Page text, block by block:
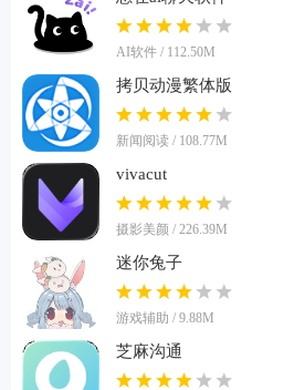
AI软件 / 112.50M
拷贝动漫繁体版
新闻阅读 / 108.77M
vivacut
摄影美颜 / 226.39M
迷你兔子
游戏辅助 / 9.88M
芝麻沟通